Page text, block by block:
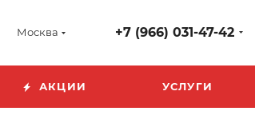
Москва +7 (966) 031-47-42
АКЦИИ УСЛУГИ